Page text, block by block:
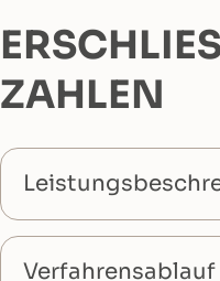
AHLEN
Verfahrensablauf